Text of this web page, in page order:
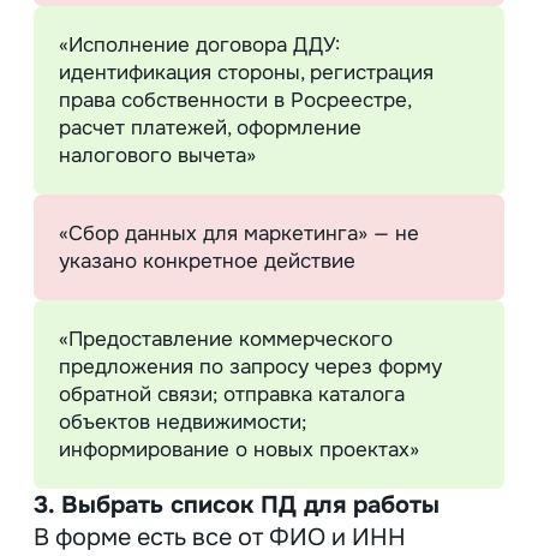
5. Перечислить все действия,
которые планируете с ПД.
защиту персональных
данных
Меры по защите ПД зависят от того, как
или на бумаге. В последнем случае
достаточно ограничить
и контролировать физический доступ —
хранить документы в сейфе и закрывать
комнату на ключ. С электронными
данными сложнее: нужно определить
тип угрозы и подобрать уровень